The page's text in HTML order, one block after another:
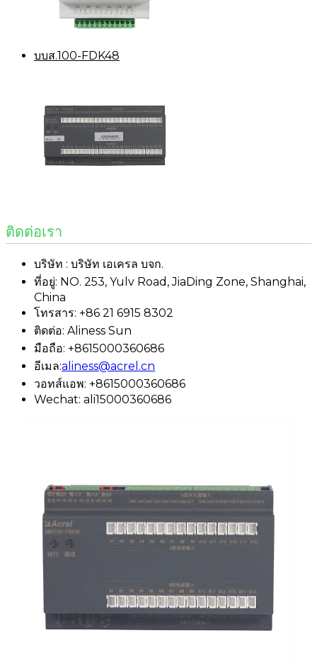
บบส.100-FDK48
ติดต่อเรา
บริษัท : บริษัท เอเครล บจก.
ที่อยู่: NO. 253, Yulv Road, JiaDing Zone, Shanghai,
China
โทรสาร: +86 21 6915 8302
ติดต่อ: Aliness Sun
มือถือ: +8615000360686
อีเมล:aliness@acrel.cn
วอทส์แอพ: +8615000360686
Wechat: ali15000360686